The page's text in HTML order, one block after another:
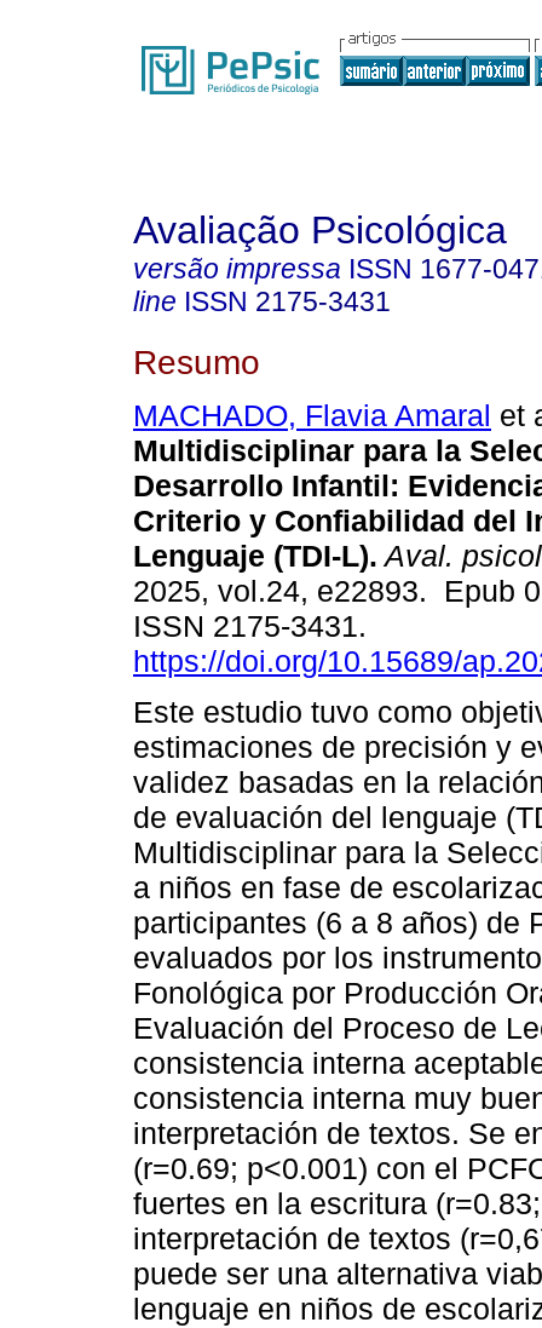
Avaliação Psicológica
versão impressa ISSN 1677-
line ISSN 2175-3431
Resumo
MACHADO, Flavia Amaral et
Multidisciplinar para la
Desarrollo Infantil:
Criterio y Confiabilidad del
Lenguaje (TDI-L). Aval.
2025, vol.24, e22893. Epub
ISSN 2175-3431.
https://doi.org/10.15689/
Este estudio tuvo como
estimaciones de precisión y
validez basadas en la
de evaluación del lenguaje
Multidisciplinar para la
a niños en fase de
participantes (6 a 8 años) de
evaluados por los
Fonológica por Producción
Evaluación del Proceso de
consistencia interna
consistencia interna muy
interpretación de textos. Se
(r=0.69; p<0.001) con el
fuertes en la escritura
interpretación de textos
puede ser una alternativa
lenguaje en niños de